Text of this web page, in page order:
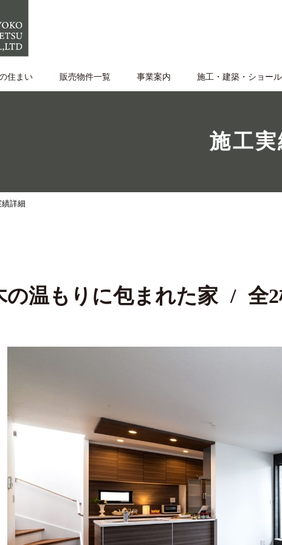
住まい 販売物件⼀覧 事業案内 施⼯・建築・ショー
施工実
の温もりに包まれた家 / 全